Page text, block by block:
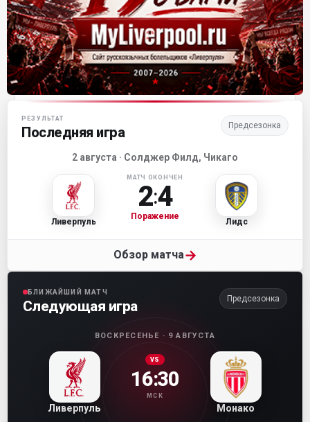
Матч-центр «Ливерпуля»
РЕЗУЛЬТАТ
Последняя игра Предсезонка
2 августа · Солджер Филд, Чикаго
Ливерпуль
МАТЧ ОКОНЧЕН
2:4
Поражение
Лидс
Обзор матча→
БЛИЖАЙШИЙ МАТЧ
Следующая игра Предсезонка
ВОСКРЕСЕНЬЕ · 9 АВГУСТА
Ливерпуль
VS
16:30
МСК
Монако